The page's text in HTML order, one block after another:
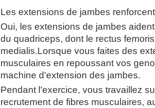
Les extensions de jambes
Oui, les extensions de jambes
du quadriceps, dont le rectus
medialis.Lorsque vous faites des
musculaires en repoussant vos
machine d'extension des jambes.
Pendant l'exercice, vous travaillez
recrutement de fibres musculaires,